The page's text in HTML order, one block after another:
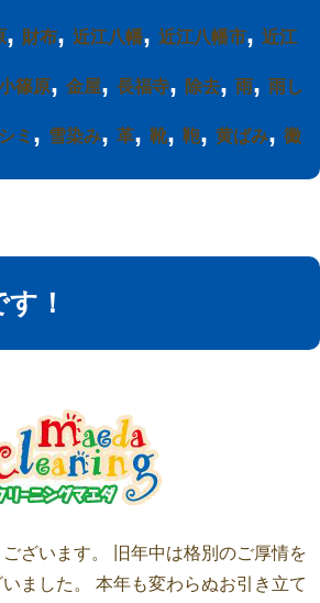
, 財布, 近江八幡, 近江八幡市, 近江
篠原, 金屋, 長福寺, 除去, 雨, 雨し
ミ , 雪染み, 革, 靴, 鞄, 黄ばみ, 黴
！
ざいます。 旧年中は格別のご厚情を
ました。 本年も変わらぬお引き立て